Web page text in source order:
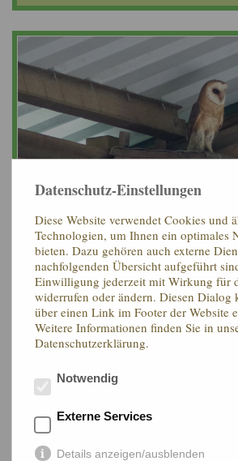
(Per Klick vergrößern)
Nisthilfen
Auf dem Lenßenhof finden sich
Falken, Singvögel oder Hornissen. Mit
Jugendliche für die Tierwelt, die Natur
für den Umweltschutz begeistert werden.
Datenschutz-Einstellungen
Diese Website verwendet Cookies und
Technologien, um Ihnen ein optimales
bieten. Dazu gehören auch externe
nachfolgenden Übersicht aufgeführt
Einwilligung jederzeit mit Wirkung für
widerrufen oder ändern. Diesen Dialog
über einen Link im Footer der Website
Weitere Informationen finden Sie in
Datenschutzerklärung.
Notwendig
Externe Services
Details anzeigen/ausblenden